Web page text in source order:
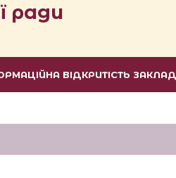
ради
ВІДКРИТІСТЬ